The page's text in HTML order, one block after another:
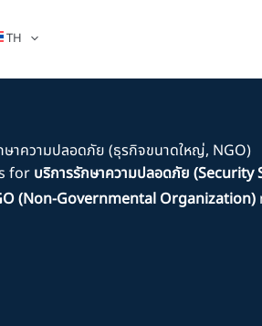
TH
าความปลอดภัย (ธุรกิจขนาดใหญ่, NGO)
for บริการรักษาความปลอดภัย (Security
(Non-Governmental Organization)